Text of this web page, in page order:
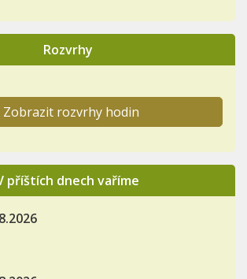
Rozvrhy
Zobrazit rozvrhy hodin
příštích dnech vaříme